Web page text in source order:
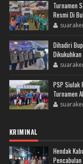
Turnamen
Resmi Di
Dihadiri
Dikukuhkan
PSP Siulak
Turnamen
KRIMINAL
Hendak